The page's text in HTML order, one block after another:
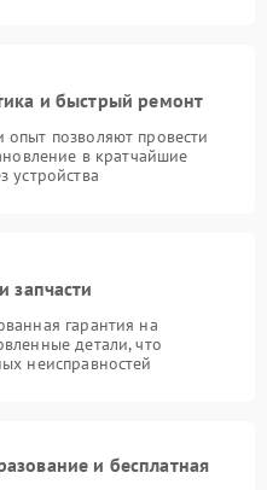
и быстрый ремонт
позволяют провести
в кратчайшие
устройства
запчасти
гарантия на
детали, что
неисправностей
и бесплатная